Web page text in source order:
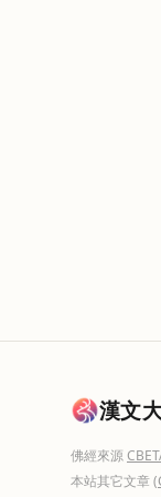
漢文
佛經來源
本站其它文章